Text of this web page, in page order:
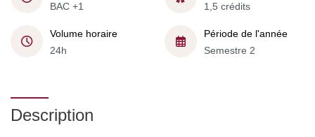
BAC +1
1,5 crédits
Volume horaire
24h
Période de l'année
Semestre 2
Description